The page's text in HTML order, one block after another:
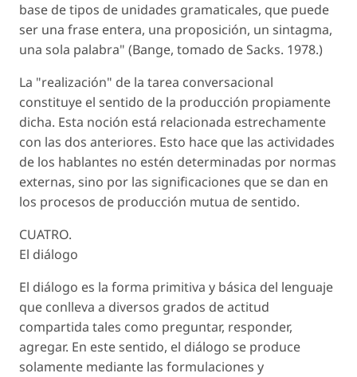
base de tipos de unidades gramaticales, que puede
ser una frase entera, una proposición, un sintagma,
una sola palabra" (Bange, tomado de Sacks. 1978.)
La "realización" de la tarea conversacional
constituye el sentido de la producción propiamente
dicha. Esta noción está relacionada estrechamente
con las dos anteriores. Esto hace que las actividades
de los hablantes no estén determinadas por normas
externas, sino por las significaciones que se dan en
los procesos de producción mutua de sentido.
CUATRO.
El diálogo
El diálogo es la forma primitiva y básica del lenguaje
que conlleva a diversos grados de actitud
compartida tales como preguntar, responder,
agregar. En este sentido, el diálogo se produce
solamente mediante las formulaciones y